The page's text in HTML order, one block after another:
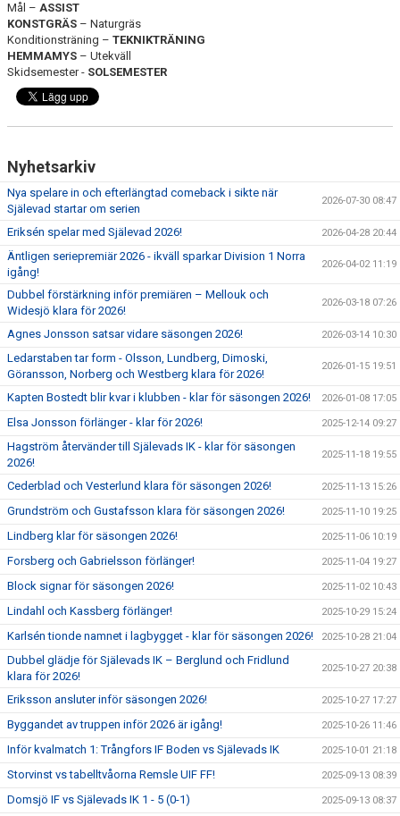
Mål – ASSIST
KONSTGRÄS – Naturgräs
Konditionsträning – TEKNIKTRÄNING
HEMMAMYS – Utekväll
Skidsemester - SOLSEMESTER
Nyhetsarkiv
Nya spelare in och efterlängtad comeback i sikte när
Själevad startar om serien
2026-07-30 08:47
Eriksén spelar med Själevad 2026! 2026-04-28 20:44
Äntligen seriepremiär 2026 - ikväll sparkar Division 1 Norra
igång!
2026-04-02 11:19
Dubbel förstärkning inför premiären – Mellouk och
Widesjö klara för 2026!
2026-03-18 07:26
Agnes Jonsson satsar vidare säsongen 2026! 2026-03-14 10:30
Ledarstaben tar form - Olsson, Lundberg, Dimoski,
Göransson, Norberg och Westberg klara för 2026!
2026-01-15 19:51
Kapten Bostedt blir kvar i klubben - klar för säsongen 2026! 2026-01-08 17:05
Elsa Jonsson förlänger - klar för 2026! 2025-12-14 09:27
Hagström återvänder till Själevads IK - klar för säsongen
2026!
2025-11-18 19:55
Cederblad och Vesterlund klara för säsongen 2026! 2025-11-13 15:26
Grundström och Gustafsson klara för säsongen 2026! 2025-11-10 19:25
Lindberg klar för säsongen 2026! 2025-11-06 10:19
Forsberg och Gabrielsson förlänger! 2025-11-04 19:27
Block signar för säsongen 2026! 2025-11-02 10:43
Lindahl och Kassberg förlänger! 2025-10-29 15:24
Karlsén tionde namnet i lagbygget - klar för säsongen 2026! 2025-10-28 21:04
Dubbel glädje för Själevads IK – Berglund och Fridlund
klara för 2026!
2025-10-27 20:38
Eriksson ansluter inför säsongen 2026! 2025-10-27 17:27
Byggandet av truppen inför 2026 är igång! 2025-10-26 11:46
Inför kvalmatch 1: Trångfors IF Boden vs Själevads IK 2025-10-01 21:18
Storvinst vs tabelltvåorna Remsle UIF FF! 2025-09-13 08:39
Domsjö IF vs Själevads IK 1 - 5 (0-1) 2025-09-13 08:37